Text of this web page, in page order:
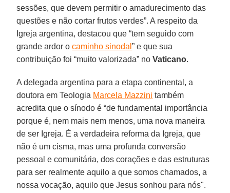
sessões, que devem permitir o amadurecimento das
questões e não cortar frutos verdes”. A respeito da
Igreja argentina, destacou que “tem seguido com
grande ardor ocaminho sinodal” e que sua
contribuição foi “muito valorizada” noVaticano.
A delegada argentina para a etapa continental, a
doutora em Teologia Marcela Mazzini também
acredita que o sínodo é “de fundamental importância
porque é, nem mais nem menos, uma nova maneira
de ser Igreja. É a verdadeira reforma da Igreja, que
não é um cisma, mas uma profunda conversão
pessoal e comunitária, dos corações e das estruturas
para ser realmente aquilo a que somos chamados, a
nossa vocação, aquilo que Jesus sonhou para nós".